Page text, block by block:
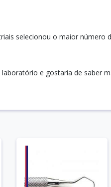
selecionou o maior número
e gostaria de saber